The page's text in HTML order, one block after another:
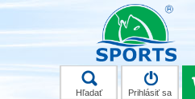
Hľadať Prihlásiť sa